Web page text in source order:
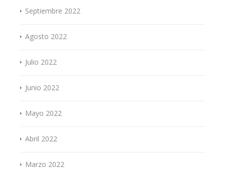
Septiembre 2022
Agosto 2022
Julio 2022
Junio 2022
Mayo 2022
Abril 2022
Marzo 2022